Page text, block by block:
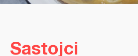
Sastojci